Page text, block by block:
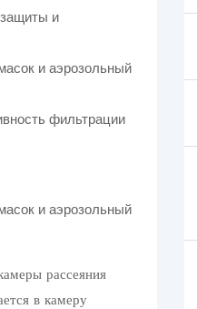
и
фильтрации
рассеяния
в камеру